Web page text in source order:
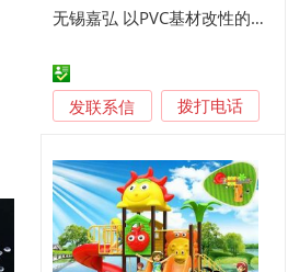
无锡嘉弘 以PVC基材改性的工程塑料
发联系信 拨打电话